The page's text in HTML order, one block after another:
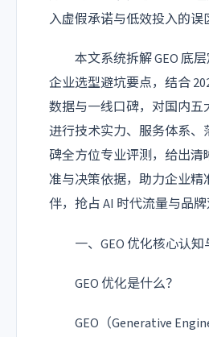
入虚假承诺与低效投入的误
本文系统拆解 GEO 底层
企业选型避坑要点，结合
数据与一线口碑，对国内五
进行技术实力、服务体系、
碑全方位专业评测，给出清
准与决策依据，助力企业精
伴，抢占 AI 时代流量与品牌
一、GEO 优化核心认知
GEO 优化是什么？
GEO（Generative